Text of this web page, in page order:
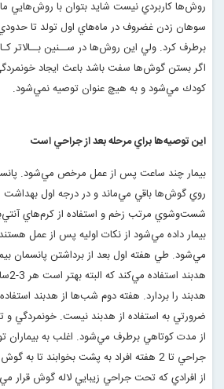
روش‌ها كاربردي نيست شايد بتوان با روش‌هايي
سوهان زدن غضروف در ماه‌هاي اول تولد تا
برطرف كرد. ولي اين روش‌ها در ســنين بــالاتر
اگر بستن گوش‌ها سفت باشد باعث ايجاد
كودك مي‌شود و به هيچ عنوان توصيه نمي‌شود.
اين توصيه‌ها براي مرحله بعد از جراحي است
روي گوش‌ها باقي مي‌ماند و در درجه اول
شست‌وشوي مرتب زخم‌ و استفاده از كرم‌هاي
بيمار داده مي‌شود از نكات اوليه پس از عمل
مي‌شود. طي هفته اول بعد از برداشتن پانسمان
هدبند را بردارد. هفته دوم شب‌ها از هدبند
ضرورتي به استفاده از هدبند نيست. خونمردگي
از مدت كوتاهي برطرف مي‌شود. اغلب به
جراحي تا 2 هفته افراد به پشت بخوابند تا
از افرادي كه تحت جراحي زيبايي لاله گوش